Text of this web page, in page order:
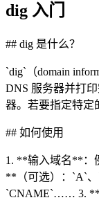
dig 入门
## dig 是什么？
`dig`（domain
DNS 服务器并打
器。若要指定特定
## 如何使用
1. **输入域名**：
**（可选）：`A`
`CNAME`…… 3. **